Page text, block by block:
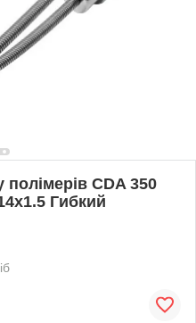
CDA 350
Гибкий